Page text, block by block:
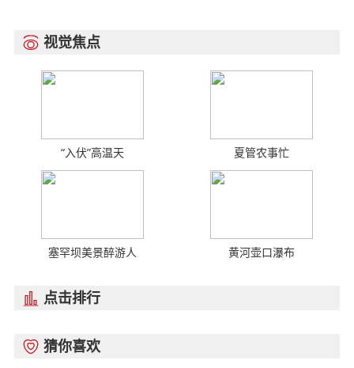
 视觉焦点
“入伏”高温天 夏管农事忙
塞罕坝美景醉游人 黄河壶口瀑布
 点击排行
 猜你喜欢